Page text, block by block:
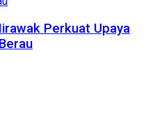
Perkuat Upaya